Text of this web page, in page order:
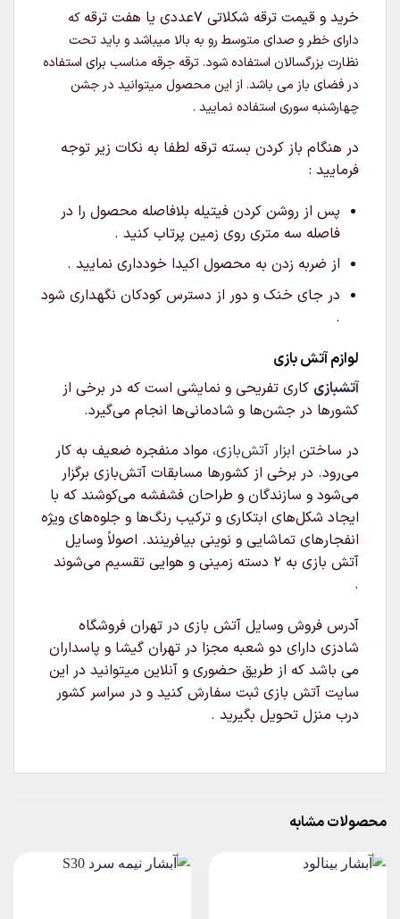
خرید و قیمت ترقه شکلاتی 7عددی یا هفت ترقه
که
دارای خطر و صدای متوسط رو به بالا میباشد و باید تحت
نظارت بزرگسالان استفاده شود. ترقه جرقه مناسب برای استفاده
در فضای باز می باشد. از این محصول میتوانید در جشن
چهارشنبه سوری استفاده نمایید .
در هنگام باز کردن بسته ترقه لطفا به نکات زیر توجه
فرمایید :
پس از روشن کردن فیتیله بلافاصله محصول را در
فاصله سه متری روی زمین پرتاب کنید .
از ضربه زدن به محصول اکیدا خودداری نمایید .
در جای خنک و دور از دسترس کودکان نگهداری شود
.
لوازم آتش بازی
آتشبازی کاری تفریحی و نمایشی است که در برخی از
کشورها در جشن‌ها و شادمانی‌ها انجام می‌گیرد.
در ساختن ابزار آتش‌بازی، مواد منفجره ضعیف به کار
می‌رود. در برخی از کشورها مسابقات آتش‌بازی برگزار
می‌شود و سازندگان و طراحان فشفشه می‌کوشند که با
ایجاد شکل‌های ابتکاری و ترکیب رنگ‌ها و جلوه‌های ویژه
انفجارهای تماشایی و نوینی بیافرینند. اصولاً وسایل
آتش بازی به ۲ دسته زمینی و هوایی تقسیم می‌شوند
.
آدرس فروش وسایل آتش بازی در تهران فروشگاه
شادزی دارای دو شعبه مجزا در تهران گیشا و پاسداران
می باشد که از طریق حضوری و آنلاین میتوانید در این
سایت آتش بازی ثبت سفارش کنید و در سراسر کشور
درب منزل تحویل بگیرید .
محصولات مشابه